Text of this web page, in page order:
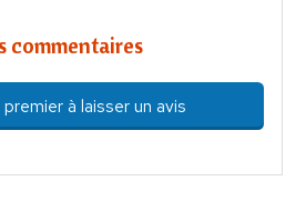
commentaires
à laisser un avis